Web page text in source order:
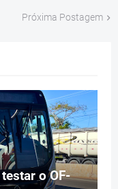
Próxima Postagem
o OF-